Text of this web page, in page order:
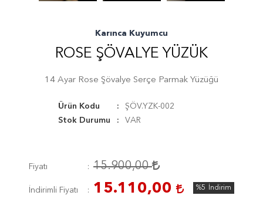
Karınca Kuyumcu
ROSE ŞÖVALYE YÜZÜK
14 Ayar Rose Şövalye Serçe Parmak Yüzüğü
Ürün Kodu
ŞÖV.YZK-002
Stok Durumu
VAR
Fiyatı 15.900,00
İndirimli Fiyatı 15.110,00 %5 İndirim